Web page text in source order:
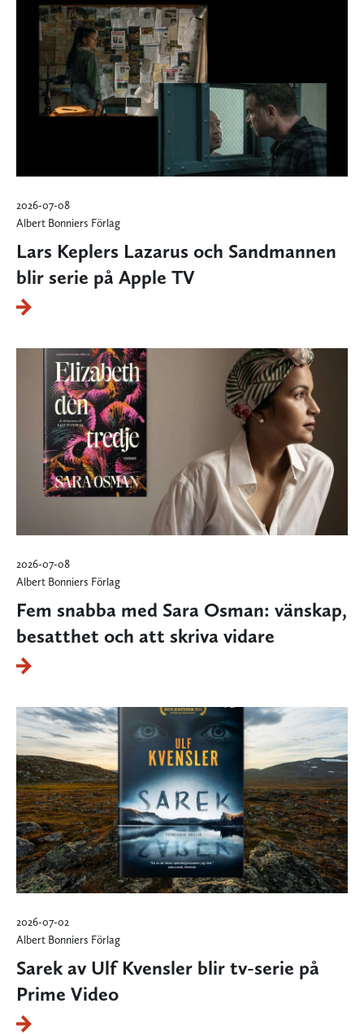
2026-07-08
Albert Bonniers Förlag
Lars Keplers Lazarus och Sandmannen
blir serie på Apple TV
2026-07-08
Albert Bonniers Förlag
Fem snabba med Sara Osman: vänskap,
besatthet och att skriva vidare
2026-07-02
Albert Bonniers Förlag
Sarek av Ulf Kvensler blir tv-serie på
Prime Video